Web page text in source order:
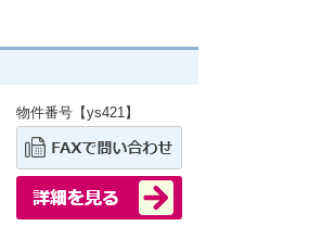
物件番号【ys421】